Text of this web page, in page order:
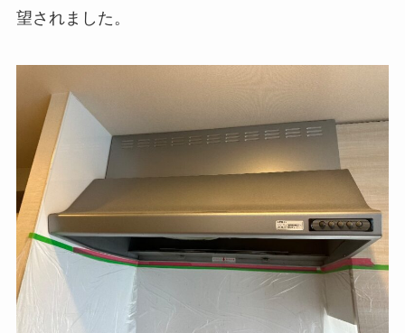
望されました。